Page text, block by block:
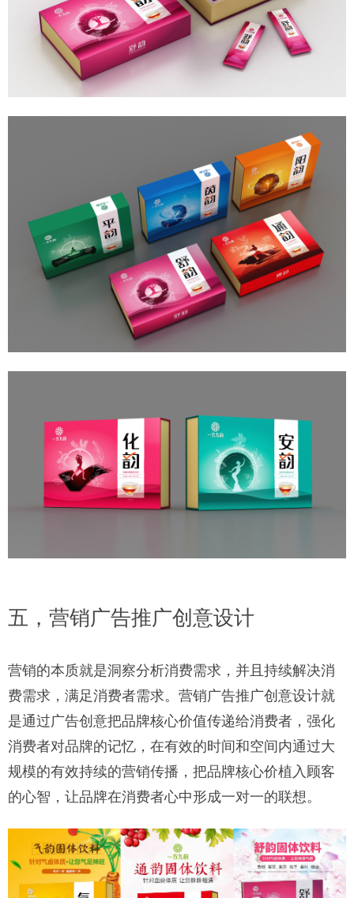
五，营销广告推广创意设计
营销的本质就是洞察分析消费需求，并且持续解决消
费需求，满足消费者需求。营销广告推广创意设计就
是通过广告创意把品牌核心价值传递给消费者，强化
消费者对品牌的记忆，在有效的时间和空间内通过大
规模的有效持续的营销传播，把品牌核心价植入顾客
的心智，让品牌在消费者心中形成一对一的联想。